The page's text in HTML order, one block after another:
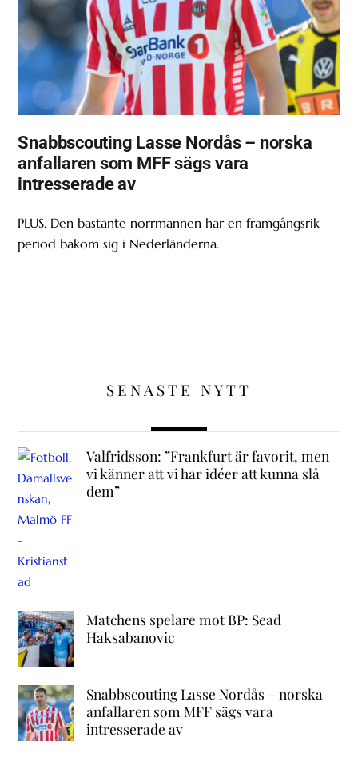
Snabbscouting Lasse Nordås – norska
anfallaren som MFF sägs vara
intresserade av
PLUS. Den bastante norrmannen har en framgångsrik
period bakom sig i Nederländerna.
SENASTE NYTT
Valfridsson: ”Frankfurt är favorit, men
vi känner att vi har idéer att kunna slå
dem”
Matchens spelare mot BP: Sead
Haksabanovic
Snabbscouting Lasse Nordås – norska
anfallaren som MFF sägs vara
intresserade av